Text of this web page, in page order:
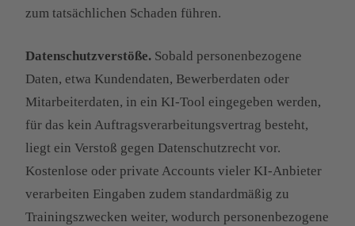
zum tatsächlichen Schaden führen.
Datenschutzverstöße. Sobald personenbezogene
Daten, etwa Kundendaten, Bewerberdaten oder
Mitarbeiterdaten, in ein KI-Tool eingegeben werden,
für das kein Auftragsverarbeitungsvertrag besteht,
liegt ein Verstoß gegen Datenschutzrecht vor.
Kostenlose oder private Accounts vieler KI-Anbieter
verarbeiten Eingaben zudem standardmäßig zu
Trainingszwecken weiter, wodurch personenbezogene